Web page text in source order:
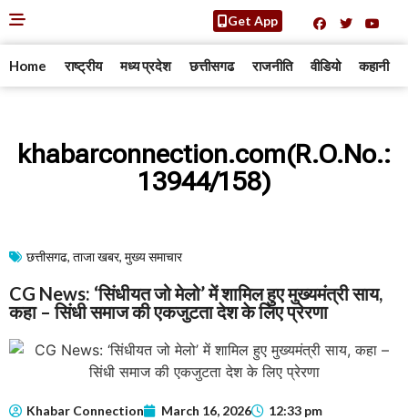
Get App
Home राष्ट्रीय मध्य प्रदेश छत्तीसगढ राजनीति वीडियो कहानी
khabarconnection.com(R.O.No.:
13944/158)
छत्तीसगढ, ताजा खबर, मुख्य समाचार​
CG News: ‘सिंधीयत जो मेलो’ में शामिल हुए मुख्यमंत्री साय,
कहा – सिंधी समाज की एकजुटता देश के लिए प्रेरणा
Khabar Connection March 16, 2026 12:33 pm